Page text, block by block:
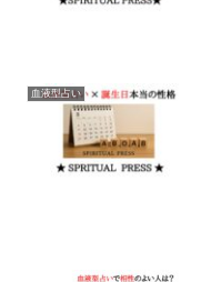
血液型占い